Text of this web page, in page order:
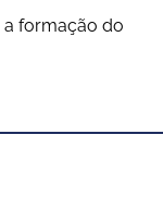
a formação do